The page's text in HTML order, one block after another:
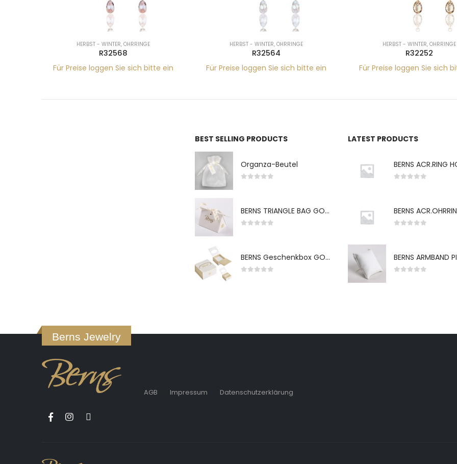
HERBST - WINTER, OHRRINGE
R32568
Für Preise loggen Sie sich bitte ein
HERBST - WINTER, OHRRINGE
R32564
Für Preise loggen Sie sich bitte ein
HERBST - WINTER, OHRRINGE
R32252
Für Preise loggen Sie sich
BEST SELLING PRODUCTS
Organza-Beutel
BERNS TRIANGLE BAG GO-WH "S" 7*5CM
BERNS Geschenkbox GO-WH 65*65*38MM FOR SMALL SETS
LATEST PRODUCTS
Berns Jewelry
AGB Impressum Datenschutzerklärung